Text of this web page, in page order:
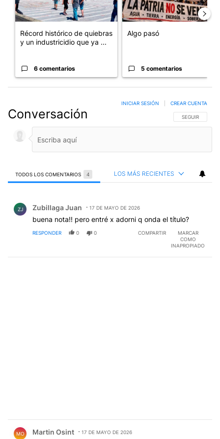
Récord histórico de quiebras
y un industricidio que ya ...
6 comentarios
Algo pasó
5 comentarios
Conversación SIGA ESTA
SEGUIR
INICIAR SESIÓN CREAR CUENTA
TODOS LOS COMENTARIOS 4 LOS MÁS RECIENTES
ZJ Zubillaga Juan 17 DE MAYO DE 2026
buena nota!! pero entré x adorni q onda el título?
RESPONDER 0 0 COMPARTIR
MARCAR
COMO
INAPROPIADO
MO Martin Osint 17 DE MAYO DE 2026